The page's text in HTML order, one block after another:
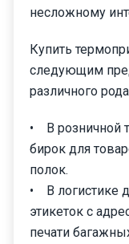
несложному
Купить
следующим
различного
• В розничной
бирок для
полок.
• В логистике
этикеток с
печати